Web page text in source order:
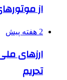
از
2 هفته پیش
ارزهای
تحریم